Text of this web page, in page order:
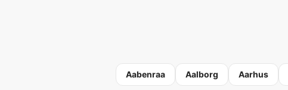
Aabenraa Aalborg Aarhus